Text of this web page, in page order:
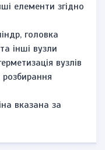
елементи згідно
головка
інші вузли
вузлів
вказана за